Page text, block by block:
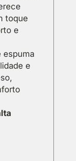
toque
e
espuma
e